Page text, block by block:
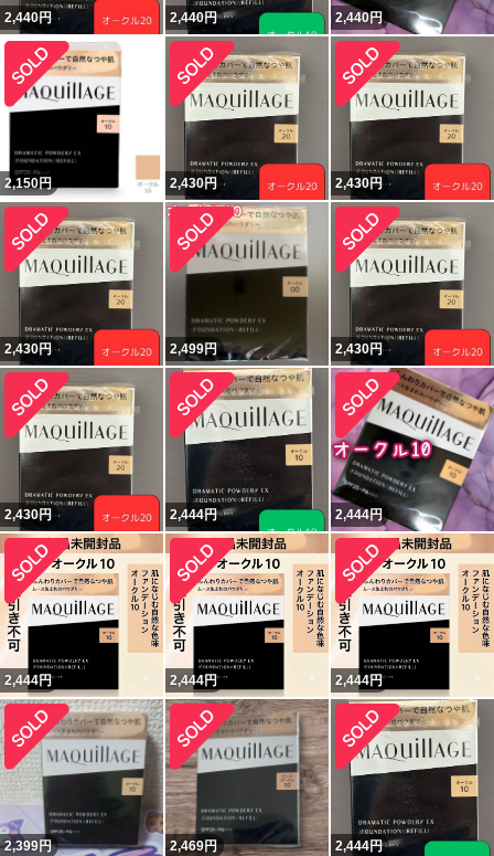
2,440円 2,440円 2,440円
2,150円 2,430円 2,430円
2,430円 2,499円 2,430円
2,430円 2,444円 2,444円
2,444円 2,444円 2,444円
2,399円 2,469円 2,444円